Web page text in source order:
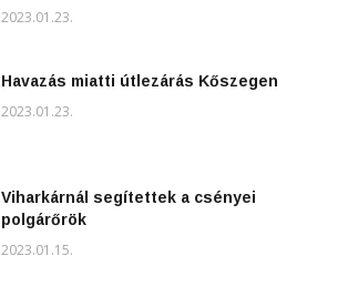
2023.01.23.
Havazás miatti útlezárás Kőszegen
2023.01.23.
Viharkárnál segítettek a csényei
polgárőrök
2023.01.15.